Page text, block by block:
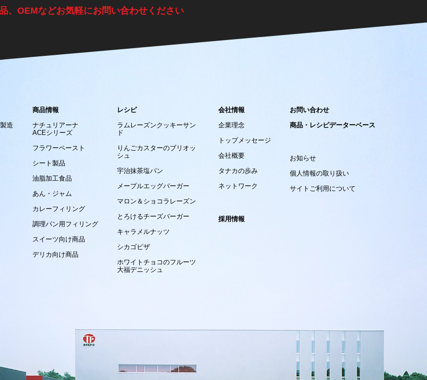
、OEMなどお気軽にお問い合わせください
造
商品情報
ナチュリアーナ
ACEシリーズ
フラワーペースト
シート製品
油脂加工食品
あん・ジャム
カレーフィリング
調理パン用フィリング
スイーツ向け商品
デリカ向け商品
レシピ
ラムレーズンクッキーサン
ド
りんごカスターのブリオッ
シュ
宇治抹茶塩パン
メープルエッグバーガー
マロン＆ショコラレーズン
とろけるチーズバーガー
キャラメルナッツ
シカゴピザ
ホワイトチョコのフルーツ
大福デニッシュ
会社情報
企業理念
トップメッセージ
会社概要
タナカの歩み
ネットワーク
採用情報
お問い合わせ
商品・レシピデーターベース
お知らせ
個人情報の取り扱い
サイトご利用について